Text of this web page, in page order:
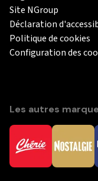
Site NGroup
Déclaration
Politique de cookies
Configuration des
Les autres